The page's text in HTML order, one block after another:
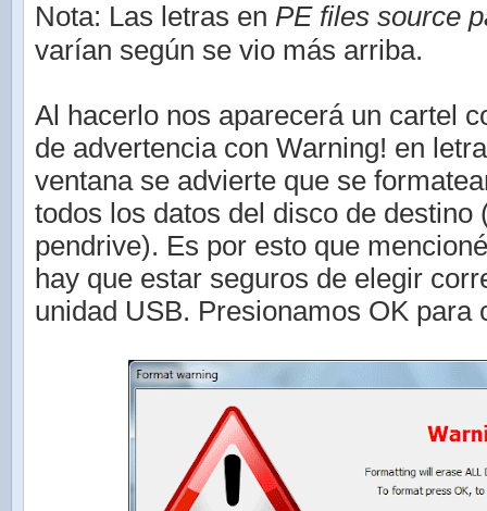
Nota: Las letras en PE files source
varían según se vio más arriba.
Al hacerlo nos aparecerá un cartel
de advertencia con Warning! en
ventana se advierte que se
todos los datos del disco de destino
pendrive). Es por esto que
hay que estar seguros de elegir
unidad USB. Presionamos OK para